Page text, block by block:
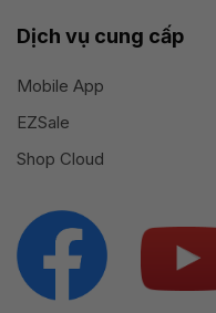
Dịch vụ cung cấp
Mobile App
EZSale
Shop Cloud